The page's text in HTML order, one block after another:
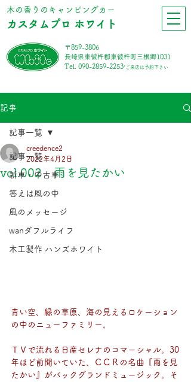
​木の香りのキャンピングカー
カスタムプロ ホワイト
〒859-3806
長崎県東彼杵郡東彼杵町三根郷1031
Tel. 090-2859-2253*ご来店は予約下さい
記事
記事一覧
新車・中古車
答えは風の中
風のメッセージ
wanダフルライフ
木工製作 ハンズホワイト
記事一覧
vol.002 雨を見たかい
creedence2
2022年4月2日
青い空、緑の草原、海の見えるロケーション
の中のニューファミリー。
ＴＶで流れる日産セレナのコマーシャル。30
年ほど前聞いていた、ＣＣＲの名曲『雨を見
たかい』がバックグランドミュージック。そ